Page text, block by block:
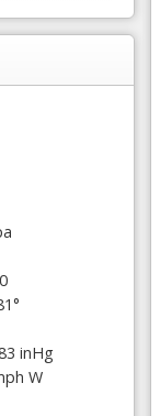
inHg
W